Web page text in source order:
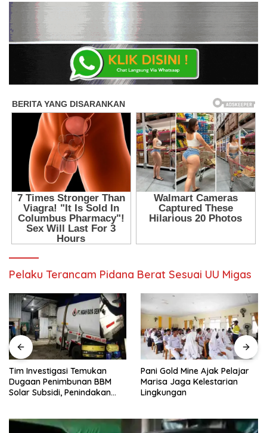
Pelaku Terancam Pidana Berat Sesuai UU Migas
Tim Investigasi Temukan
Dugaan Penimbunan BBM
Solar Subsidi, Penindakan
Pani Gold Mine Ajak Pelajar
Marisa Jaga Kelestarian
Lingkungan